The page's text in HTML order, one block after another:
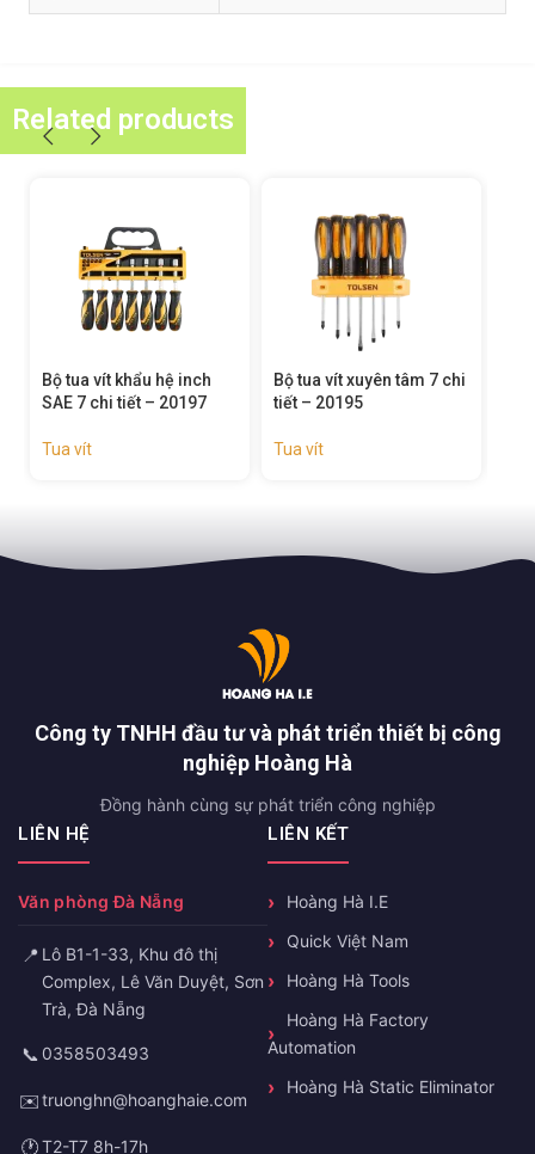
Related products
Bộ tua vít xuyên tâm 7 chi
tiết – 20195
Tua vít
Bộ tua vít đa năng 100 chi
tiết – 20185
Tua vít
Công ty TNHH đầu tư và phát triển thiết bị công
nghiệp Hoàng Hà
Đồng hành cùng sự phát triển công nghiệp
LIÊN HỆ
Văn phòng Đà Nẵng
📍 Lô B1-1-33, Khu đô thị
Complex, Lê Văn Duyệt, Sơn
Trà, Đà Nẵng
📞 0358503493
✉️truonghn@hoanghaie.com
🕐T2-T7 8h-17h
LIÊN KẾT
Hoàng Hà I.E
Quick Việt Nam
Hoàng Hà Tools
Hoàng Hà Factory
Automation
Hoàng Hà Static Eliminator